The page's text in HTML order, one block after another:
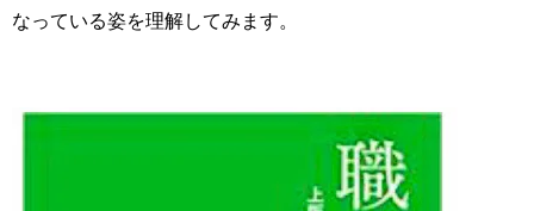
なっている姿を理解してみます。